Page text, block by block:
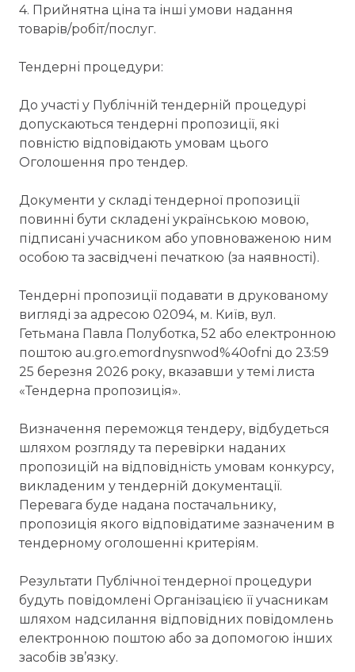
4. Прийнятна ціна та інші умови надання
товарів/робіт/послуг.
Тендерні процедури:
До участі у Публічній тендерній процедурі
допускаються тендерні пропозиції, які
повністю відповідають умовам цього
Оголошення про тендер.
Документи у складі тендерної пропозиції
повинні бути складені українською мовою,
підписані учасником або уповноваженою ним
особою та засвідчені печаткою (за наявності).
Тендерні пропозиції подавати в друкованому
вигляді за адресою 02094, м. Київ, вул.
Гетьмана Павла Полуботка, 52 або електронною
поштою au.gro.emordnysnwod%40ofni до 23:59
25 березня 2026 року, вказавши у темі листа
«Тендерна пропозиція».
Визначення переможця тендеру, відбудеться
шляхом розгляду та перевірки наданих
пропозицій на відповідність умовам конкурсу,
викладеним у тендерній документації.
Перевага буде надана постачальнику,
пропозиція якого відповідатиме зазначеним в
тендерному оголошенні критеріям.
Результати Публічної тендерної процедури
будуть повідомлені Організацією її учасникам
шляхом надсилання відповідних повідомлень
електронною поштою або за допомогою інших
засобів зв’язку.